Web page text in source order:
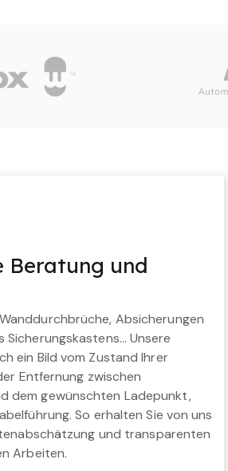
und
Absicherungen
Sicherungskastens… Unsere
ein Bild vom Zustand Ihrer
Entfernung zwischen
dem gewünschten Ladepunkt,
So erhalten Sie von uns
und transparenten
Arbeiten.